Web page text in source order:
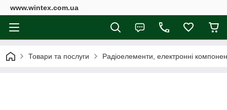
www.wintex.com.ua
Товари та послуги Радіоелементи, електронні